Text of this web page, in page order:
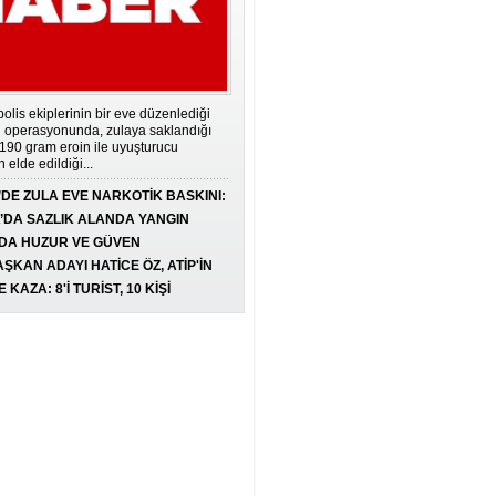
HAYAT ŞİMDİ BAŞLIYOR:
ŞEYTANIN EN ŞIK ELBİSESİ:
MAKYAVELİZM
NADİRE SÖNMEZ
ORMANLARA DİKKAT!
IŞIK YARGIN
DUMAN ÇÖKMEDEN ÖNCE
GÖZDE SARI
ekiplerinin bir eve düzenlediği
zulaya saklandığı
gram eroin ile uyuşturucu
elde edildiği...
ZULA EVE NARKOTİK BASKINI:
EROİN ELE GEÇİRİLDİ
SAZLIK ALANDA YANGIN
HUZUR VE GÜVEN
62 ARANAN ŞAHIS
3 MİLYON 924 BİN TL CEZA
ADAYI HATİCE ÖZ, ATİP'İN
OLDU
KAZA: 8'İ TURİST, 10 KİŞİ